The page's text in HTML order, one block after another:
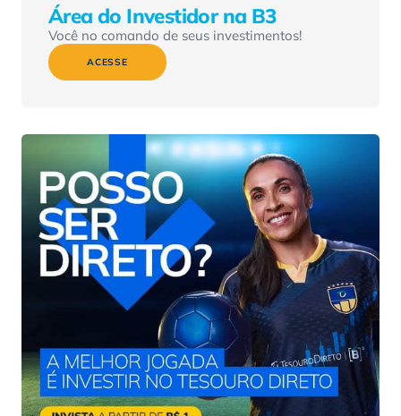
Área do Investidor na B3
Você no comando de seus investimentos!
ACESSE